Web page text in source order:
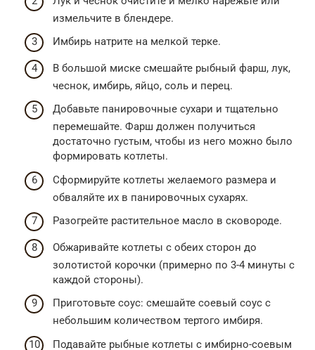
измельчите в блендере.
Имбирь натрите на мелкой терке.
В большой миске смешайте рыбный фарш, лук,
чеснок, имбирь, яйцо, соль и перец.
Добавьте панировочные сухари и тщательно
перемешайте. Фарш должен получиться
достаточно густым, чтобы из него можно было
формировать котлеты.
Сформируйте котлеты желаемого размера и
обваляйте их в панировочных сухарях.
Разогрейте растительное масло в сковороде.
Обжаривайте котлеты с обеих сторон до
золотистой корочки (примерно по 3-4 минуты с
каждой стороны).
Приготовьте соус: смешайте соевый соус с
небольшим количеством тертого имбиря.
Подавайте рыбные котлеты с имбирно-соевым